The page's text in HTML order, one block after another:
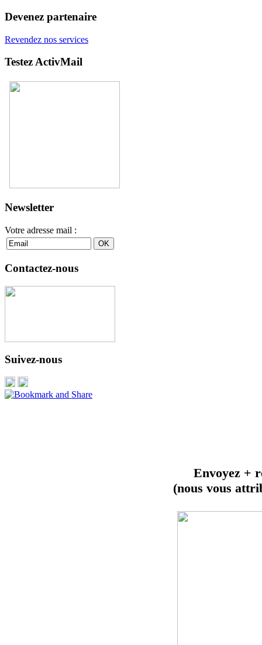
Devenez partenaire
Revendez nos services
Testez ActivMail
Newsletter
Votre adresse mail :
Contactez-nous
Suivez-nous
Envoyez +
(nous vous